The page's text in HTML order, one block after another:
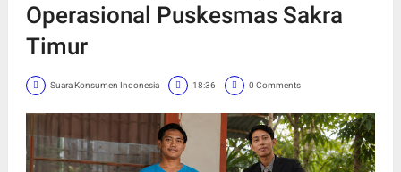
Operasional Puskesmas Sakra
Timur
Suara Konsumen Indonesia 18:36 0 Comments